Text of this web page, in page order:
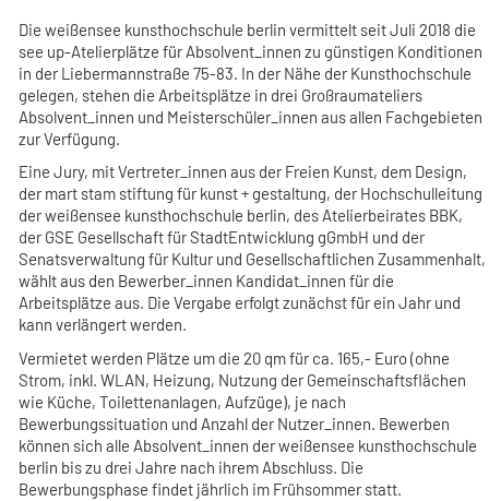
Die weißensee kunsthochschule berlin vermittelt seit Juli 2018 die
see up-Atelierplätze für Absolvent_innen zu günstigen Konditionen
in der Liebermannstraße 75-83. In der Nähe der Kunsthochschule
gelegen, stehen die Arbeitsplätze in drei Großraumateliers
Absolvent_innen und Meisterschüler_innen aus allen Fachgebieten
zur Verfügung.
Eine Jury, mit Vertreter_innen aus der Freien Kunst, dem Design,
der mart stam stiftung für kunst + gestaltung, der Hochschulleitung
der weißensee kunsthochschule berlin, des Atelierbeirates BBK,
der GSE Gesellschaft für StadtEntwicklung gGmbH und der
Senatsverwaltung für Kultur und Gesellschaftlichen Zusammenhalt,
wählt aus den Bewerber_innen Kandidat_innen für die
Arbeitsplätze aus. Die Vergabe erfolgt zunächst für ein Jahr und
kann verlängert werden.
Vermietet werden Plätze um die 20 qm für ca. 165,- Euro (ohne
Strom, inkl. WLAN, Heizung, Nutzung der Gemeinschaftsflächen
wie Küche, Toilettenanlagen, Aufzüge), je nach
Bewerbungssituation und Anzahl der Nutzer_innen. Bewerben
können sich alle Absolvent_innen der weißensee kunsthochschule
berlin bis zu drei Jahre nach ihrem Abschluss. Die
Bewerbungsphase findet jährlich im Frühsommer statt.